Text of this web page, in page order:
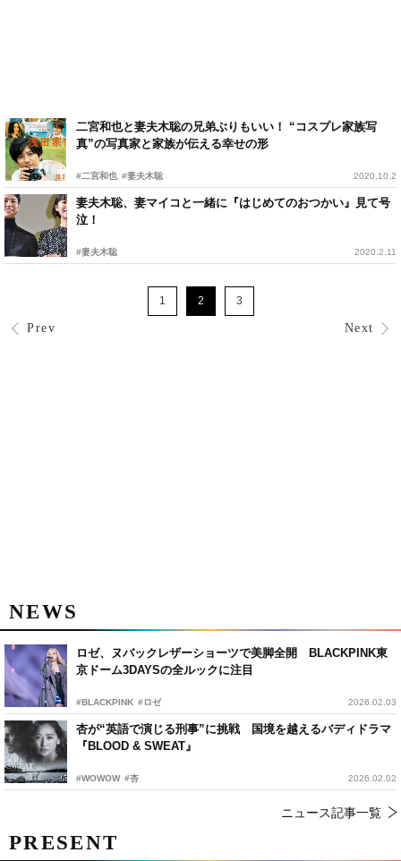
二宮和也と妻夫木聡の兄弟ぶりもいい！ “コスプレ家族写
真”の写真家と家族が伝える幸せの形
#二宮和也 #妻夫木聡 2020.10.2
妻夫木聡、妻マイコと一緒に『はじめてのおつかい』見て号
泣！
#妻夫木聡 2020.2.11
Prev
1 2 3
Next
NEWS
ロゼ、ヌバックレザーショーツで美脚全開 BLACKPINK東
京ドーム3DAYSの全ルックに注目
#BLACKPINK #ロゼ 2026.02.03
杏が“英語で演じる刑事”に挑戦 国境を越えるバディドラマ
『BLOOD & SWEAT』
#WOWOW #杏 2026.02.02
ニュース記事一覧
PRESENT